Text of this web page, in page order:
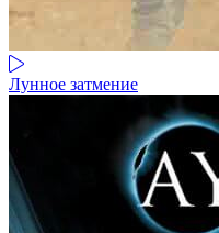
Лунное затмение